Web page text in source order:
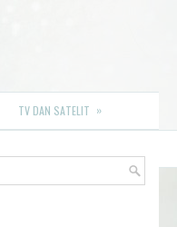
TV DAN SATELIT »